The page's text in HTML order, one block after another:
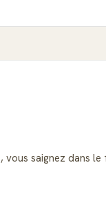
vous saignez dans